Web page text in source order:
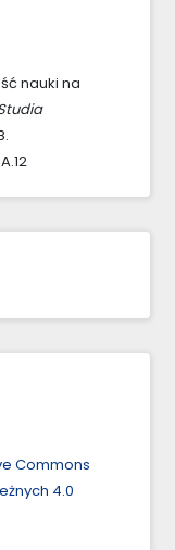
nauki na
Commons
4.0